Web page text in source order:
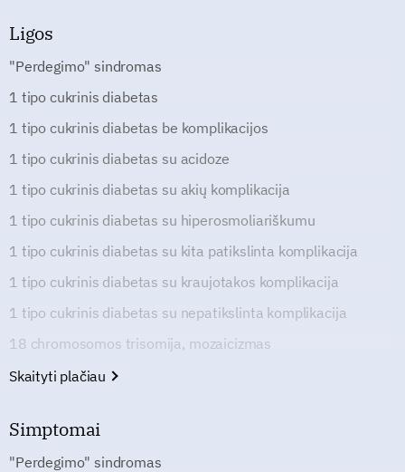
Ligos
"Perdegimo" sindromas
1 tipo cukrinis diabetas
1 tipo cukrinis diabetas be komplikacijos
1 tipo cukrinis diabetas su acidoze
1 tipo cukrinis diabetas su akių komplikacija
1 tipo cukrinis diabetas su hiperosmoliariškumu
1 tipo cukrinis diabetas su kita patikslinta komplikacija
1 tipo cukrinis diabetas su kraujotakos komplikacija
1 tipo cukrinis diabetas su nepatikslinta komplikacija
18 chromosomos trisomija, mozaicizmas
Skaityti plačiau
Simptomai
"Perdegimo" sindromas